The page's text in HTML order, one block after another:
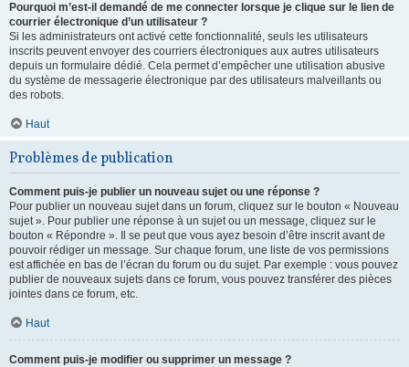
Pourquoi m’est-il demandé de me connecter lorsque je clique sur le lien de
courrier électronique d’un utilisateur ?
Si les administrateurs ont activé cette fonctionnalité, seuls les utilisateurs
inscrits peuvent envoyer des courriers électroniques aux autres utilisateurs
depuis un formulaire dédié. Cela permet d’empêcher une utilisation abusive
du système de messagerie électronique par des utilisateurs malveillants ou
des robots.
Haut
Problèmes de publication
Comment puis-je publier un nouveau sujet ou une réponse ?
Pour publier un nouveau sujet dans un forum, cliquez sur le bouton « Nouveau
sujet ». Pour publier une réponse à un sujet ou un message, cliquez sur le
bouton « Répondre ». Il se peut que vous ayez besoin d’être inscrit avant de
pouvoir rédiger un message. Sur chaque forum, une liste de vos permissions
est affichée en bas de l’écran du forum ou du sujet. Par exemple : vous pouvez
publier de nouveaux sujets dans ce forum, vous pouvez transférer des pièces
jointes dans ce forum, etc.
Haut
Comment puis-je modifier ou supprimer un message ?